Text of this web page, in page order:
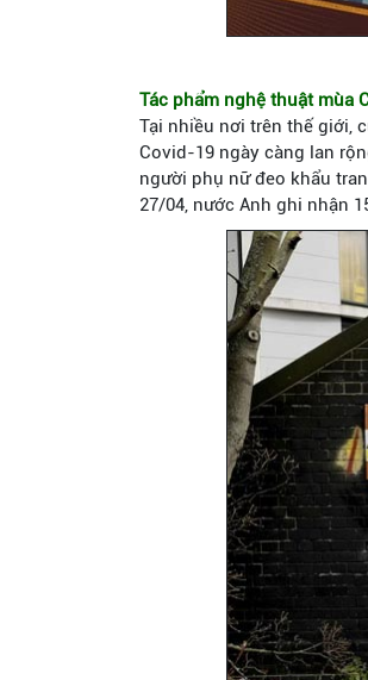
Tác phẩm nghệ thuật mùa
Tại nhiều nơi trên thế giới,
Covid-19 ngày càng lan
người phụ nữ đeo khẩu
27/04, nước Anh ghi nhận